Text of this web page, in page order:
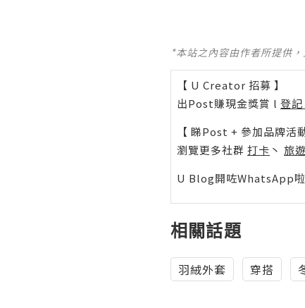
*本站之內容由作者所提供
【 U Creator 招募 】
出Post賺現金獎賞 l 登記
【 睇Post + 參加品牌活動
瀏覽更多社群 打卡 丶 旅遊
U Blog開咗WhatsApp啦
相關話題
羽絨外套 穿搭